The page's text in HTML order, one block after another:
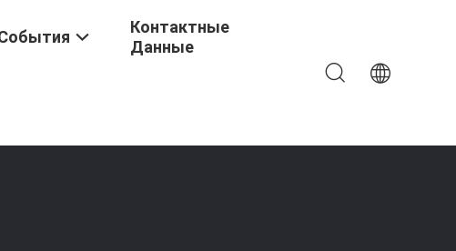
Контактные
Данные